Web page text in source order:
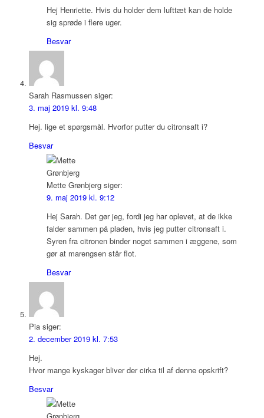
Hej Henriette. Hvis du holder dem lufttæt kan de holde
sig sprøde i flere uger.
Besvar
Sarah Rasmussen siger:
3. maj 2019 kl. 9:48
Hej. lige et spørgsmål. Hvorfor putter du citronsaft i?
Besvar
Mette Grønbjerg siger:
9. maj 2019 kl. 9:12
Hej Sarah. Det gør jeg, fordi jeg har oplevet, at de ikke
falder sammen på pladen, hvis jeg putter citronsaft i.
Syren fra citronen binder noget sammen i æggene, som
gør at marengsen står flot.
Besvar
Pia siger:
2. december 2019 kl. 7:53
Hej.
Hvor mange kyskager bliver der cirka til af denne opskrift?
Besvar